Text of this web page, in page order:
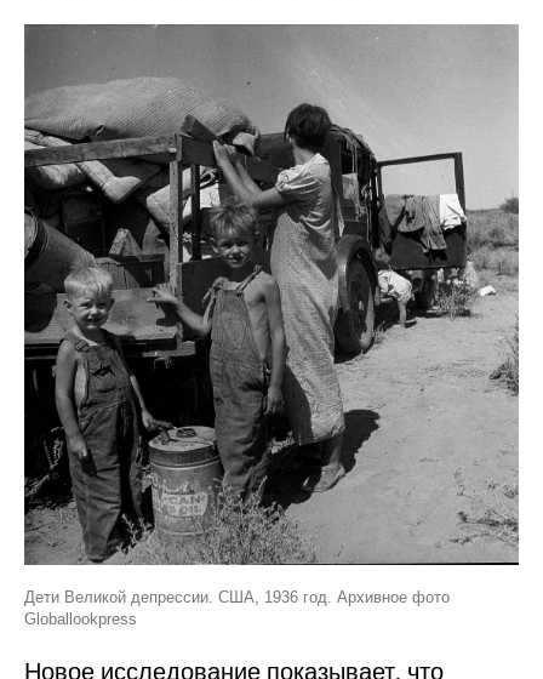
Дети Великой депрессии. США, 1936 год. Архивное фото
Globallookpress
Новое исследование показывает, что